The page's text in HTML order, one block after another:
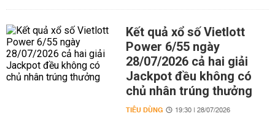
Kết quả xổ số Vietlott
Power 6/55 ngày
28/07/2026 cả hai giải
Jackpot đều không có
chủ nhân trúng thưởng
TIÊU DÙNG 19:30 | 28/07/2026